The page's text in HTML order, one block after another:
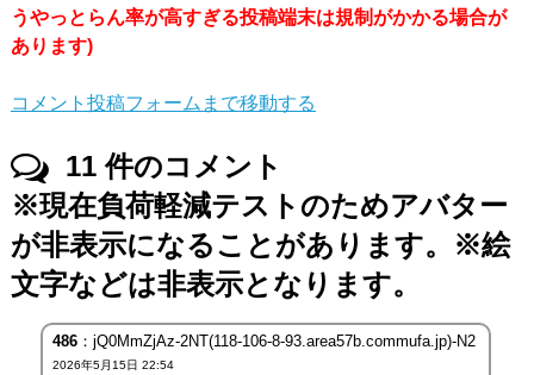
うやっとらん率が高すぎる投稿端末は規制がかかる場合が
あります)
コメント投稿フォームまで移動する
11件のコメント
※現在負荷軽減テストのためアバター
が非表示になることがあります。※絵
文字などは非表示となります。
486：jQ0MmZjAz-2NT(118-106-8-93.area57b.commufa.jp)-N2
2026年5月15日 22:54